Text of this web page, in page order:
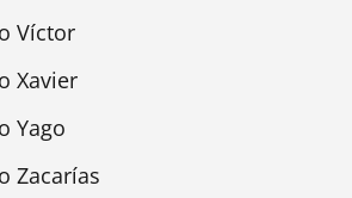
Víctor
Xavier
Yago
Zacarías